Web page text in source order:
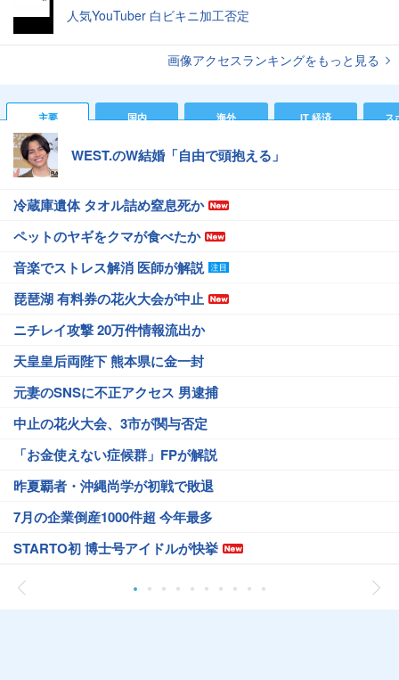
人気YouTuber 白ビキニ加工否定
画像アクセスランキングをもっと見る
主要 国内 海外 IT 経済 ス
WEST.のW結婚「自由で頭抱える」
冷蔵庫遺体 タオル詰め窒息死か
ペットのヤギをクマが食べたか
音楽でストレス解消 医師が解説
琵琶湖 有料券の花火大会が中止
ニチレイ攻撃 20万件情報流出か
天皇皇后両陛下 熊本県に金一封
元妻のSNSに不正アクセス 男逮捕
中止の花火大会、3市が関与否定
「お金使えない症候群」FPが解説
昨夏覇者・沖縄尚学が初戦で敗退
7月の企業倒産1000件超 今年最多
STARTO初 博士号アイドルが快挙